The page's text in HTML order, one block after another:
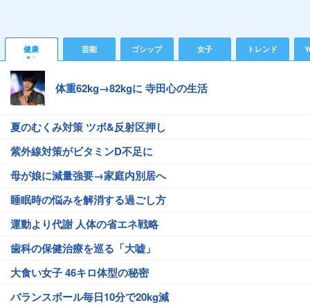
健康 芸能 ゴシップ 女子 トレンド
体重62kg→82kgに 寺田心の生活
夏のむくみ対策 ツボ&反射区押し
紫外線対策がビタミンD不足に
母が娘に減量強要→家庭内別居へ
睡眠時の悩みを解消する過ごし方
運動より代謝 人体の省エネ戦略
歯科の保健治療を巡る「大嘘」
大食い女子 46キロ体型の秘密
バランスボール毎日10分で20kg減